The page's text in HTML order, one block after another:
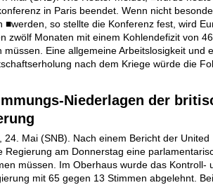
in Paris beendet. Wenn nicht
■werden, so stellte die Konferenz fest, wird
zwölf Monaten mit einem Kohlendefizit von
müssen. Eine allgemeine Arbeitslosigkeit und
nach dem Kriege würde die
Niederlagen der
24. Mai (SNB). Nach einem Bericht der United
Regierung am Donnerstag eine
müssen. Im Oberhaus wurde das Kontroll-
mit 65 gegen 13 Stimmen abgelehnt.